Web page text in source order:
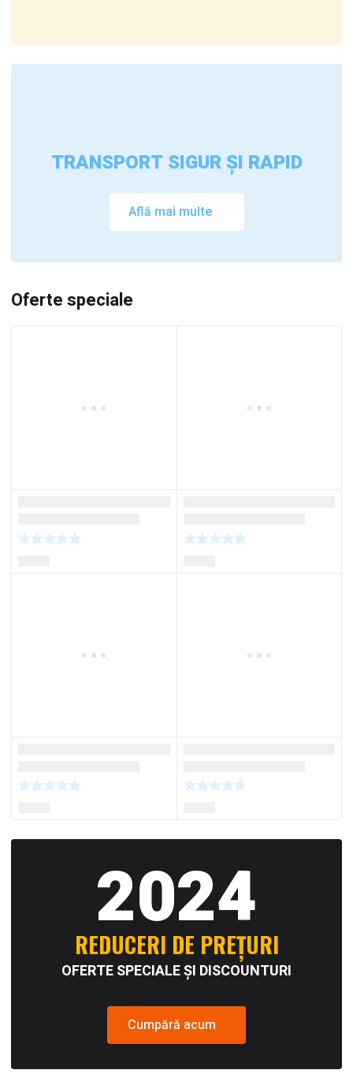
TRANSPORT SIGUR ȘI RAPID
Află mai multe
Oferte speciale
2024
REDUCERI DE PREȚURI
OFERTE SPECIALE ȘI DISCOUNTURI
Cumpără acum